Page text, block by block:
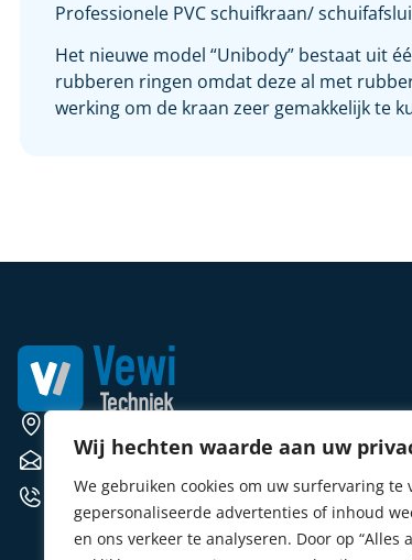
Wij hechten waarde aan uw
We gebruiken cookies om uw surfervaring te
gepersonaliseerde advertenties of inhoud
en ons verkeer te analyseren. Door op “Alles
Professionele PVC schuifkraan/
Het nieuwe model “Unibody” bestaat uit
rubberen ringen omdat deze al met
werking om de kraan zeer gemakkelijk te
verkoop@vewitechniek.nl
+31 (0) 412 764102